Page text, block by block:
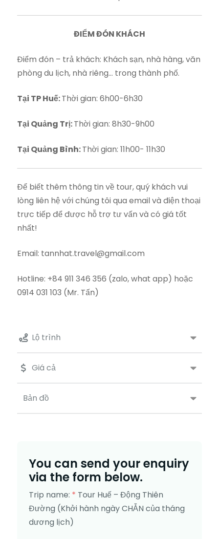
Lộ trình
Giá cả
Bản đồ
ĐIỂM ĐÓN KHÁCH
Điểm đón – trả khách: Khách sạn, nhà hàng, văn
phòng du lịch, nhà riêng… trong thành phố.
Tại TP Huế:Thời gian: 6h00-6h30
Tại Quảng Trị:Thời gian: 8h30-9h00
Tại Quảng Bình:Thời gian: 11h00- 11h30
Để biết thêm thông tin về tour, quý khách vui
lòng liên hệ với chúng tôi qua email và điện thoại
trực tiếp để được hỗ trợ tư vấn và có giá tốt
nhất!
Email: tannhat.travel@gmail.com
Hotline: +84 911 346 356 (zalo, what app) hoặc
0914 031 103 (Mr. Tấn)
You can send your enquiry
via the form below.
Trip name: * Tour Huế – Động Thiên
Đường (Khởi hành ngày CHẴN của tháng
dương lịch)